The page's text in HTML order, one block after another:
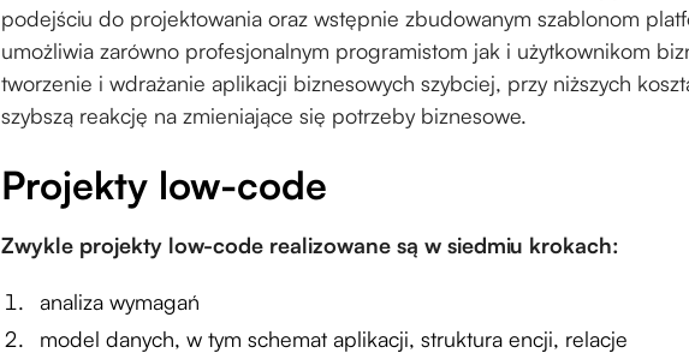
podejściu do projektowania oraz wstępnie zbudowanym szablonom
umożliwia zarówno profesjonalnym programistom jak i użytkownikom
tworzenie i wdrażanie aplikacji biznesowych szybciej, przy niższych
szybszą reakcję na zmieniające się potrzeby biznesowe.
Projekty low-code
Zwykle projekty low-code realizowane są w siedmiu krokach:
analiza wymagań
model danych, w tym schemat aplikacji, struktura encji, relacje